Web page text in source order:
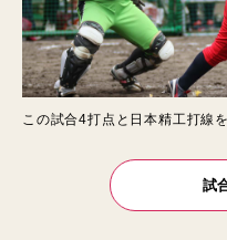
この試合4打点と日本精工打線
試